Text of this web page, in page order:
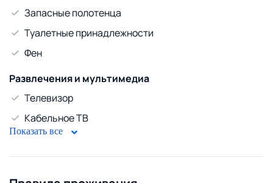
Запасные полотенца
Туалетные принадлежности
Фен
Развлечения и мультимедиа
Телевизор
Кабельное ТВ
WiFi
Диван
Показать все